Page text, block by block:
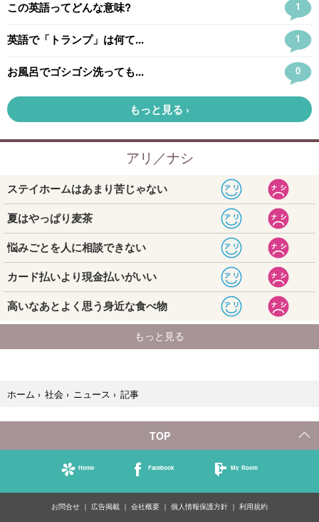
ホーム › 社会 › ニュース › 記事
TOP
Home Facebook My Room
お問合せ 広告掲載 会社概要 個人情報保護方針 利用規約